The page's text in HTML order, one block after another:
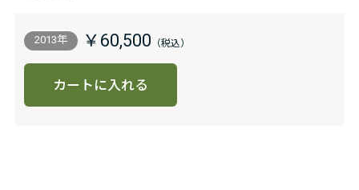
2013年 ￥60,500
カートに入れる